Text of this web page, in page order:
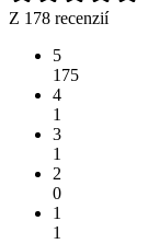
Z 178 recenzií
5
175
4
1
3
1
2
0
1
1